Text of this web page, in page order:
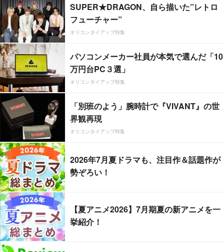
SUPER★DRAGON、自ら描いた”レトロ
フューチャー”
オリコンタイアップ特集
パソコンメーカー社員が本気で選んだ「10
万円台PC３選」
オリコンタイアップ特集
「別班のよう」腕時計で『VIVANT』の世
界観再現
オリコンタイアップ特集
2026年7月夏ドラマも、注目作＆話題作が
勢ぞろい！
【夏アニメ2026】7月期夏の新アニメを一
挙紹介！